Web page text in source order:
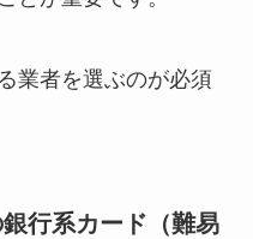
業者を選ぶのが必須
行系カード（難易